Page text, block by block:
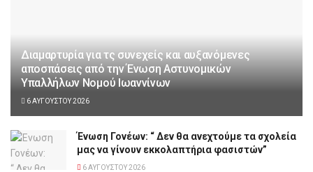
Διαμαρτυρία για τς συνεχείς και αυξανόμενες
αποσπάσεις από την Ένωση Αστυνομικών
Υπαλλήλων Νομού Ιωαννίνων
6 ΑΥΓΟΎΣΤΟΥ 2026
Ένωση Γονέων: “ Δεν θα ανεχτούμε τα σχολεία
μας να γίνουν εκκολαπτήρια φασιστών”
6 ΑΥΓΟΎΣΤΟΥ 2026